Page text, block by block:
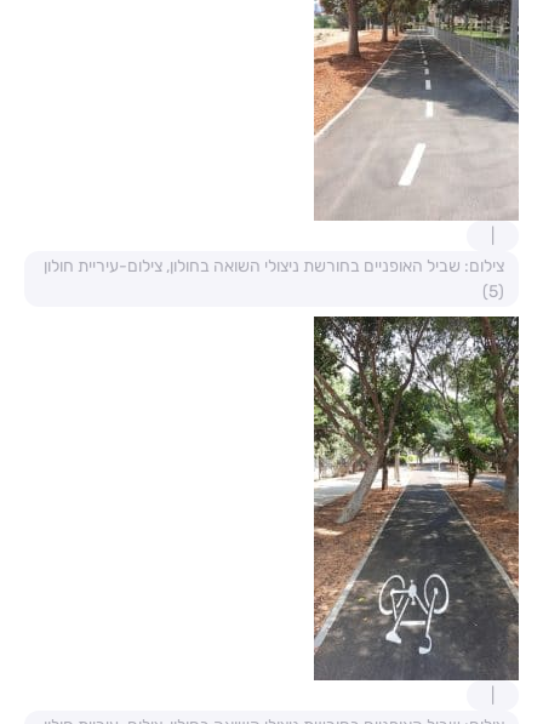
צילום: שביל האופניים בחורשת ניצולי השואה בחולון, צילום-עיריית חולון
(5)